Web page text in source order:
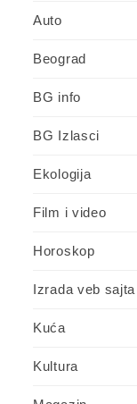
Auto
Beograd
BG info
BG Izlasci
Ekologija
Film i video
Horoskop
Izrada veb sajta
Kuća
Kultura